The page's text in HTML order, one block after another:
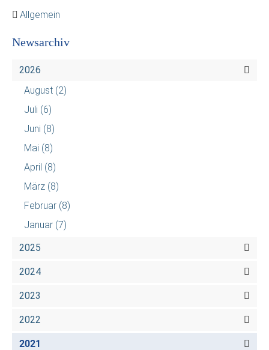
Allgemein
Newsarchiv
2026
August (2)
Juli (6)
Juni (8)
Mai (8)
April (8)
März (8)
Februar (8)
Januar (7)
2025
2024
2023
2022
2021